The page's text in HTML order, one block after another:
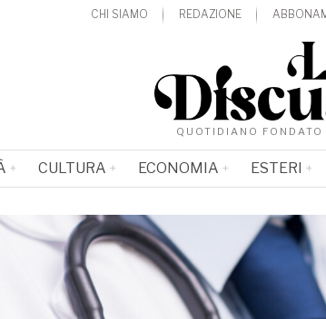
CHI SIAMO REDAZIONE
QUOTIDIANO
CULTURA ECONOMIA ESTERI